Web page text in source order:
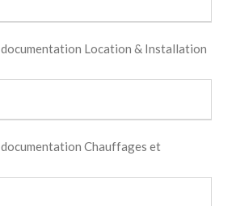
documentation Location & Installation
documentation Chauffages et